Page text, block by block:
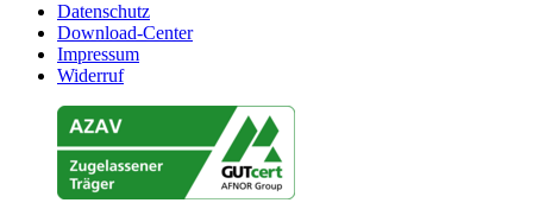
Datenschutz
Download-Center
Impressum
Widerruf